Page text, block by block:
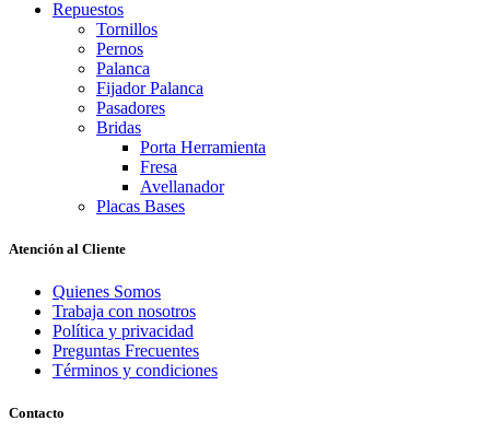
Repuestos
Tornillos
Pernos
Palanca
Fijador Palanca
Pasadores
Bridas
Porta Herramienta
Fresa
Avellanador
Placas Bases
Atención al Cliente
Quienes Somos
Trabaja con nosotros
Política y privacidad
Preguntas Frecuentes
Términos y condiciones
Contacto